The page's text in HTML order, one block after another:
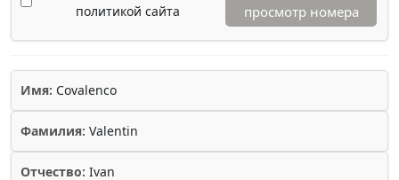
политикой сайта
просмотр номера
Имя: Covalenco
Фамилия: Valentin
Отчество: Ivan